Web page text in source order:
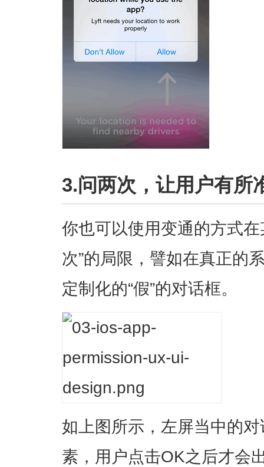
3.问两次，让用户有所
你也可以使用变通的方式
次”的局限，譬如在真正的
定制化的“假”的对话框。
如上图所示，左屏当中的
素，用户点击OK之后才会